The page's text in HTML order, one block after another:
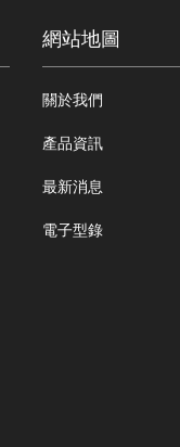
網站地圖
關於我們
產品資訊
最新消息
電子型錄